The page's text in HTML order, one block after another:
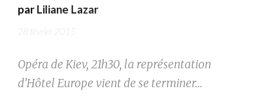
par Liliane Lazar
28 février 2015
Opéra de Kiev, 21h30, la représentation
d’Hôtel Europe vient de se terminer…